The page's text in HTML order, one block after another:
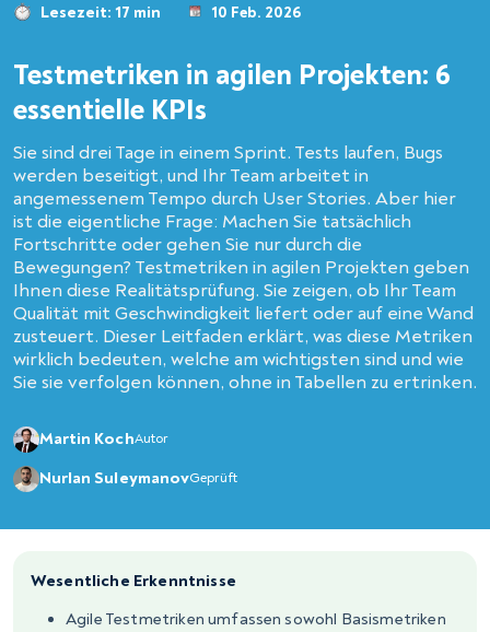
Lesezeit: 17 min 10 Feb. 2026
Testmetriken in agilen Projekten: 6
essentielle KPIs
Sie sind drei Tage in einem Sprint. Tests laufen, Bugs
werden beseitigt, und Ihr Team arbeitet in
angemessenem Tempo durch User Stories. Aber hier
ist die eigentliche Frage: Machen Sie tatsächlich
Fortschritte oder gehen Sie nur durch die
Bewegungen? Testmetriken in agilen Projekten geben
Ihnen diese Realitätsprüfung. Sie zeigen, ob Ihr Team
Qualität mit Geschwindigkeit liefert oder auf eine Wand
zusteuert. Dieser Leitfaden erklärt, was diese Metriken
wirklich bedeuten, welche am wichtigsten sind und wie
Sie sie verfolgen können, ohne in Tabellen zu ertrinken.
Martin KochAutor
Nurlan SuleymanovGeprüft
Wesentliche Erkenntnisse
Agile Testmetriken umfassen sowohl Basismetriken